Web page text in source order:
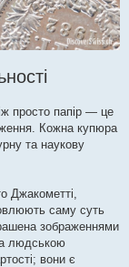
просто папір — це
Кожна купюра
та наукову
Джакометті,
саму суть
зображеннями
людською
вони є